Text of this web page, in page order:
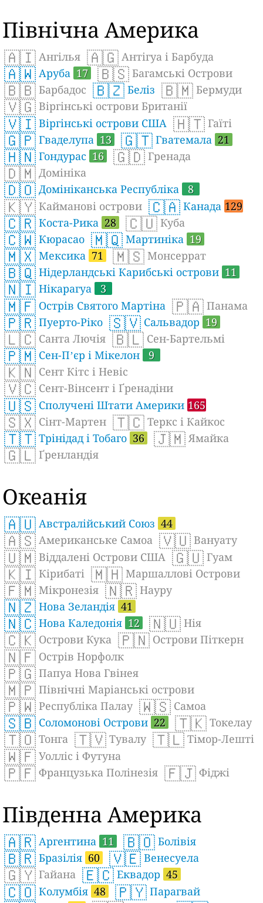
Північна Америка
🇦🇮 Ангілья 🇦🇬 Антігуа і Барбуда
🇦🇼 Аруба 17 🇧🇸 Багамські Острови
🇧🇧 Барбадос 🇧🇿 Беліз 🇧🇲 Бермуди
🇻🇬 Віргінські острови Британії
🇻🇮 Віргінські острови США 🇭🇹 Гаїті
🇬🇵 Гваделупа 13 🇬🇹 Гватемала 21
🇭🇳 Гондурас 16 🇬🇩 Гренада
🇩🇲 Домініка
🇩🇴 Домініканська Республіка 8
🇰🇾 Кайманові острови 🇨🇦 Канада 129
🇨🇷 Коста-Рика 28 🇨🇺 Куба
🇨🇼 Кюрасао 🇲🇶 Мартиніка 19
🇲🇽 Мексика 71 🇲🇸 Монсеррат
🇧🇶 Нідерландські Карибські острови 11
🇳🇮 Нікарагуа 3
🇲🇫 Острів Святого Мартіна 🇵🇦 Панама
🇵🇷 Пуерто-Ріко 🇸🇻 Сальвадор 19
🇱🇨 Санта Лючія 🇧🇱 Сен-Бартельмі
🇵🇲 Сен-Пʼєр і Мікелон 9
🇰🇳 Сент Кітс і Невіс
🇻🇨 Сент-Вінсент і Ґренадіни
🇺🇸 Сполучені Штати Америки 165
🇸🇽 Сінт-Мартен 🇹🇨 Теркс і Кайкос
🇹🇹 Трінідад і Тобаго 36 🇯🇲 Ямайка
🇬🇱 Ґренландія
Океанія
🇦🇺 Австралійський Союз 44
🇦🇸 Американське Самоа 🇻🇺 Вануату
🇺🇲 Віддалені Острови США 🇬🇺 Гуам
🇰🇮 Кірибаті 🇲🇭 Маршаллові Острови
🇫🇲 Мікронезія 🇳🇷 Науру
🇳🇿 Нова Зеландія 41
🇳🇨 Нова Каледонія 12 🇳🇺 Нія
🇨🇰 Острови Кука 🇵🇳 Острови Піткерн
🇳🇫 Острів Норфолк
🇵🇬 Папуа Нова Гвінея
🇲🇵 Північні Маріанські острови
🇵🇼 Республіка Палау 🇼🇸 Самоа
🇸🇧 Соломонові Острови 22 🇹🇰 Токелау
🇹🇴 Тонга 🇹🇻 Тувалу 🇹🇱 Тімор-Лешті
🇼🇫 Уолліс і Футуна
🇵🇫 Французька Полінезія 🇫🇯 Фіджі
Південна Америка
🇦🇷 Аргентина 11 🇧🇴 Болівія
🇧🇷 Бразілія 60 🇻🇪 Венесуела
🇬🇾 Гайана 🇪🇨 Еквадор 45
🇨🇴 Колумбія 48 🇵🇾 Парагвай